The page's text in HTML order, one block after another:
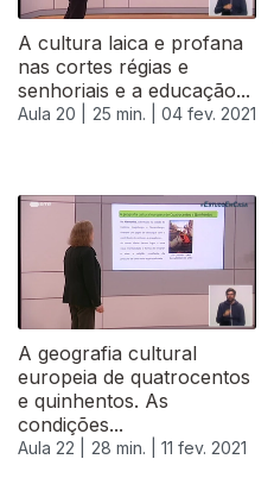
A cultura laica e profana
nas cortes régias e
senhoriais e a educação...
Aula 20 | 25 min. | 04 fev. 2021
A geografia cultural
europeia de quatrocentos
e quinhentos. As
condições...
Aula 22 | 28 min. | 11 fev. 2021
524868